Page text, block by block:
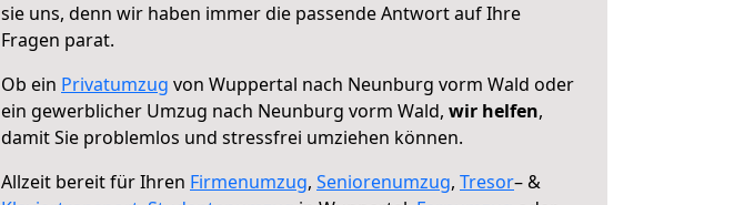
sie uns, denn wir haben immer die passende Antwort auf Ihre
Fragen parat.
Ob ein Privatumzug von Wuppertal nach Neunburg vorm Wald oder
ein gewerblicher Umzug nach Neunburg vorm Wald, wir helfen,
damit Sie problemlos und stressfrei umziehen können.
Allzeit bereit für Ihren Firmenumzug, Seniorenumzug, Tresor– &